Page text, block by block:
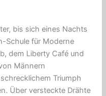
bis sich eines Nachts
Schule für Moderne
dem Liberty Café und
Männern
Triumph
Über versteckte Drähte